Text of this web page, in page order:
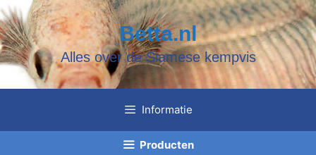
Ga
naar
de
Betta.nl
Alles over de Siamese kempvis
Informatie
Producten